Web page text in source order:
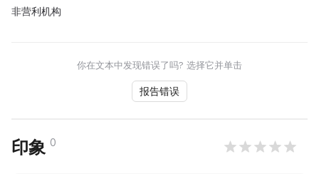
非营利机构
你在文本中发现错误了吗? 选择它并单击
报告错误
印象 0